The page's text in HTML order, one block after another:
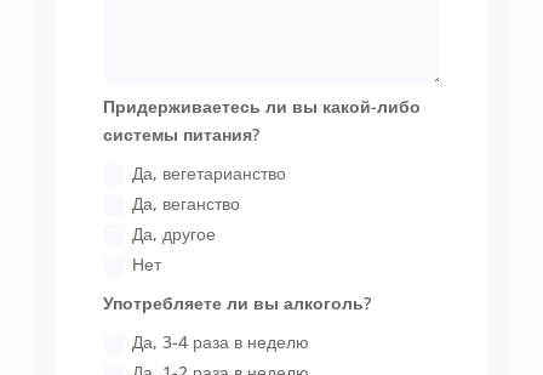
Придерживаетесь ли вы какой-либо
системы питания?
Да, вегетарианство
Да, веганство
Да, другое
Нет
Употребляете ли вы алкоголь?
Да, 3-4 раза в неделю